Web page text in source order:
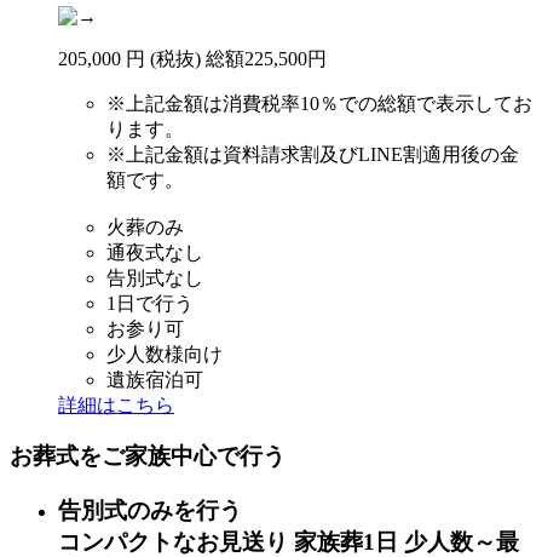
205,000 円 (税抜) 総額225,500円
※ 上記金額は消費税率10％での総額で表示してお
ります。
※ 上記金額は資料請求割及びLINE割適用後の金
額です。
火葬のみ
通夜式なし
告別式なし
1日で行う
お参り可
少人数様向け
遺族宿泊可
詳細はこちら
お葬式をご家族中心で行う
告別式のみを行う
コンパクトなお見送り 家族葬1日 少人数～最